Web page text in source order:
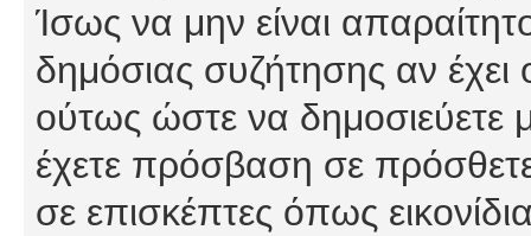
Ίσως να μην είναι
δημόσιας συζήτησης αν έχει
ούτως ώστε να δημοσιεύετε
έχετε πρόσβαση σε
σε επισκέπτες όπως